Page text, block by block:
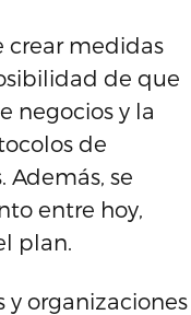
crear medidas
de que
negocios y la
de
Además, se
entre hoy,
plan.
y organizaciones